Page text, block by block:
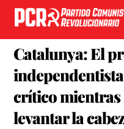
Skip
content
Catalunya: El
crítico mientras
levantar la